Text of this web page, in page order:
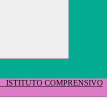
ISTITUTO COMPRENSIVO